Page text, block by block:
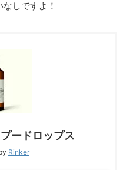
しですよ！
ードロップス
Rinker